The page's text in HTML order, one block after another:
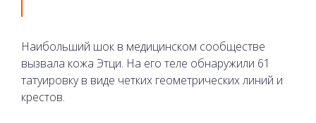
Наибольший шок в медицинском сообществе
вызвала кожа Этци. На его теле обнаружили 61
татуировку в виде четких геометрических линий и
крестов.